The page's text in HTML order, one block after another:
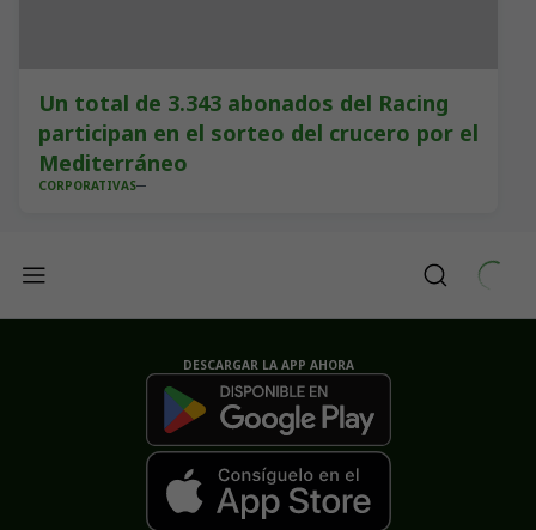
Un total de 3.343 abonados del Racing
participan en el sorteo del crucero por el
Mediterráneo
CORPORATIVAS
DESCARGAR LA APP AHORA